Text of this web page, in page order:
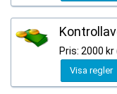
Pris: 2000 kr
Visa regler